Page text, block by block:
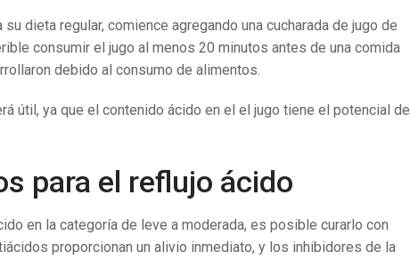
dieta regular, comience agregando una cucharada de jugo de
consumir el jugo al menos 20 minutos antes de una comida
debido al consumo de alimentos.
útil, ya que el contenido ácido en el el jugo tiene el potencial de
para el reflujo ácido
en la categoría de leve a moderada, es posible curarlo con
proporcionan un alivio inmediato, y los inhibidores de la